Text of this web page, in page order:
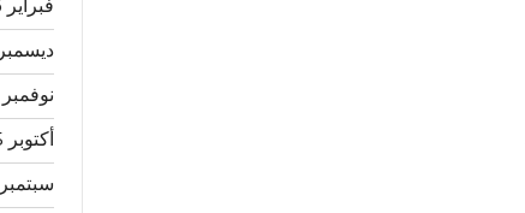
فبراير 2026
ديسمبر
نوفمبر 2025
أكتوبر 2025
سبتمبر